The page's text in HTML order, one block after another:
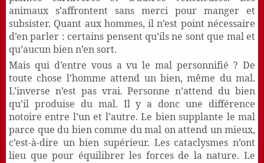
animaux s’affrontent sans merci pour manger et
subsister. Quant aux hommes, il n’est point nécessaire
d’en parler : certains pensent qu’ils ne sont que mal et
qu’aucun bien n’en sort.
Mais qui d’entre vous a vu le mal personnifié ? De
toute chose l’homme attend un bien, même du mal.
L’inverse n’est pas vrai. Personne n’attend du bien
qu’il produise du mal. Il y a donc une différence
notoire entre l’un et l’autre. Le bien supplante le mal
parce que du bien comme du mal on attend un mieux,
c’est-à-dire un bien supérieur. Les cataclysmes n’ont
lieu que pour équilibrer les forces de la nature. Le